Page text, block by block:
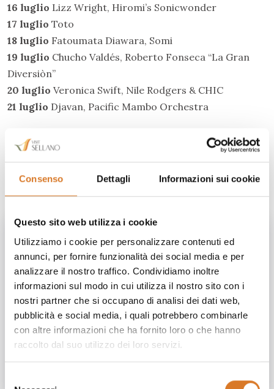
Consenso Dettagli Informazioni sui cookie
Questo sito web utilizza i cookie
Utilizziamo i cookie per personalizzare contenuti ed
annunci, per fornire funzionalità dei social media e per
analizzare il nostro traffico. Condividiamo inoltre
informazioni sul modo in cui utilizza il nostro sito con i
nostri partner che si occupano di analisi dei dati web,
pubblicità e social media, i quali potrebbero combinarle
con altre informazioni che ha fornito loro o che hanno
raccolto dal suo utilizzo dei loro servizi.
16 luglio Lizz Wright, Hiromi’s Sonicwonder
17 luglio Toto
18 luglio Fatoumata Diawara, Somi
19 luglio Chucho Valdés, Roberto Fonseca “La Gran
Diversiòn”
20 luglio Veronica Swift, Nile Rodgers & CHIC
21 luglio Djavan, Pacific Mambo Orchestra
Sellano, la location ideale per un
fine settimana e vivere il festival
rilassandosi nella natura